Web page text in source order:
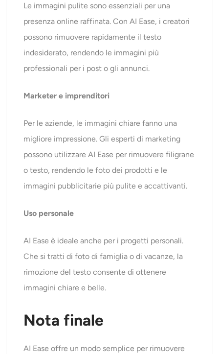
Le immagini pulite sono essenziali per una
presenza online raffinata. Con AI Ease, i creatori
possono rimuovere rapidamente il testo
indesiderato, rendendo le immagini più
professionali per i post o gli annunci.
Marketer e imprenditori
Per le aziende, le immagini chiare fanno una
migliore impressione. Gli esperti di marketing
possono utilizzare AI Ease per rimuovere filigrane
o testo, rendendo le foto dei prodotti e le
immagini pubblicitarie più pulite e accattivanti.
Uso personale
AI Ease è ideale anche per i progetti personali.
Che si tratti di foto di famiglia o di vacanze, la
rimozione del testo consente di ottenere
immagini chiare e belle.
Nota finale
AI Ease offre un modo semplice per rimuovere